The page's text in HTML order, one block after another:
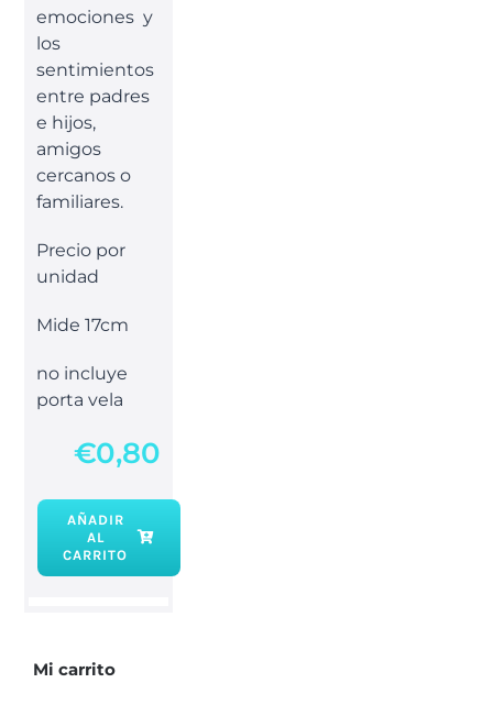
emociones y
los
sentimientos
entre padres
e hijos,
amigos
cercanos o
familiares.
Precio por
unidad
Mide 17cm
no incluye
porta vela
€0,80
bujía
AÑADIR
AL
CARRITO
Mi carrito